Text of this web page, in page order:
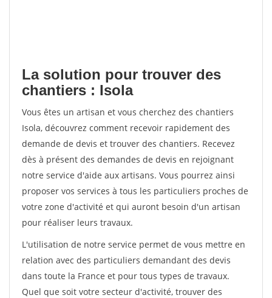
La solution pour trouver des
chantiers : Isola
Vous êtes un artisan et vous cherchez des chantiers
Isola, découvrez comment recevoir rapidement des
demande de devis et trouver des chantiers. Recevez
dès à présent des demandes de devis en rejoignant
notre service d'aide aux artisans. Vous pourrez ainsi
proposer vos services à tous les particuliers proches de
votre zone d'activité et qui auront besoin d'un artisan
pour réaliser leurs travaux.
L'utilisation de notre service permet de vous mettre en
relation avec des particuliers demandant des devis
dans toute la France et pour tous types de travaux.
Quel que soit votre secteur d'activité, trouver des